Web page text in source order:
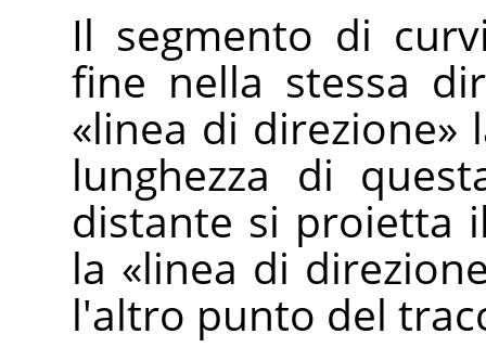
Il segmento di
fine nella stessa
«linea di direzione»
lunghezza di
distante si proietta
la «linea di
l'altro punto del